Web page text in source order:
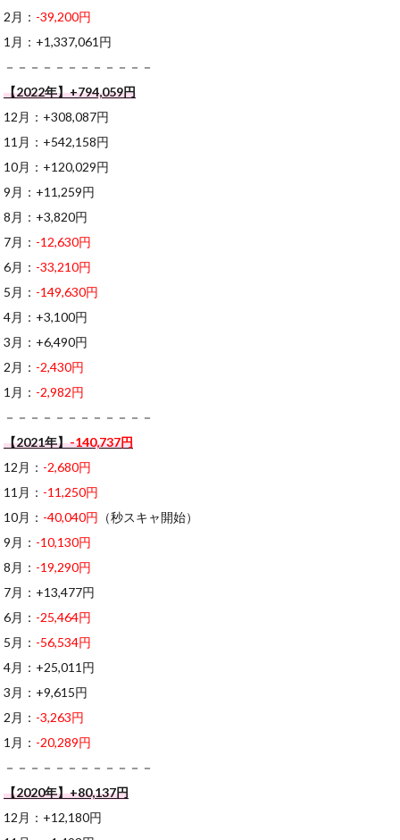
2月： -39,200円
1月：+1,337,061円
－－－－－－－－－－－－
【2022年】+794,059円
12月：+308,087円
11月：+542,158円
10月：+120,029円
9月：+11,259円
8月：+3,820円
7月： -12,630円
6月： -33,210円
5月： -149,630円
4月：+3,100円
3月：+6,490円
2月： -2,430円
1月： -2,982円
－－－－－－－－－－－－
【2021年】-140,737円
12月： -2,680円
11月： -11,250円
10月： -40,040円 （秒スキャ開始）
9月： -10,130円
8月： -19,290円
7月：+13,477円
6月： -25,464円
5月： -56,534円
4月：+25,011円
3月：+9,615円
2月： -3,263円
1月： -20,289円
－－－－－－－－－－－－
【2020年】+80,137円
12月：+12,180円